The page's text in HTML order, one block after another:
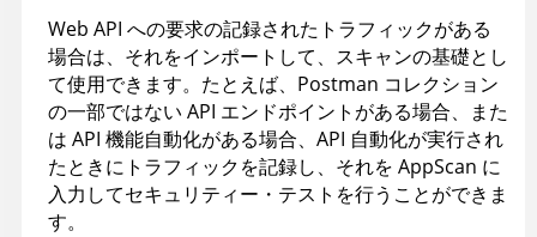
Web API への要求の記録されたトラフィックがある
場合は、それをインポートして、スキャンの基礎とし
て使用できます。たとえば、Postman コレクション
の一部ではない API エンドポイントがある場合、また
は API 機能自動化がある場合、API 自動化が実行され
たときにトラフィックを記録し、それを AppScan に
入力してセキュリティー・テストを行うことができま
す。